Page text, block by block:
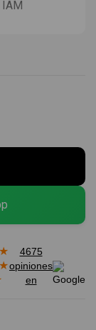
★
★
4675
opiniones
en